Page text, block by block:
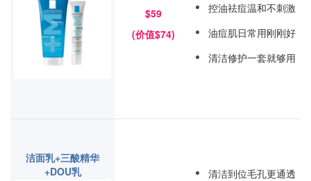
$59
(价值$74)
控油祛痘温和不刺激
油痘肌日常用刚刚好
清洁修护一套就够用
洁面乳+三酸精华
+DOU乳
清洁到位毛孔更通透